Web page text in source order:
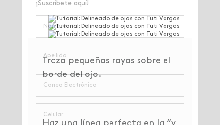
Traza pequeñas rayas sobre el
borde del ojo.